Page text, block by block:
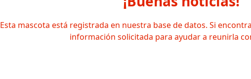
Esta mascota está registrada en nuestra base de datos. Si
información solicitada para ayudar a reunirla